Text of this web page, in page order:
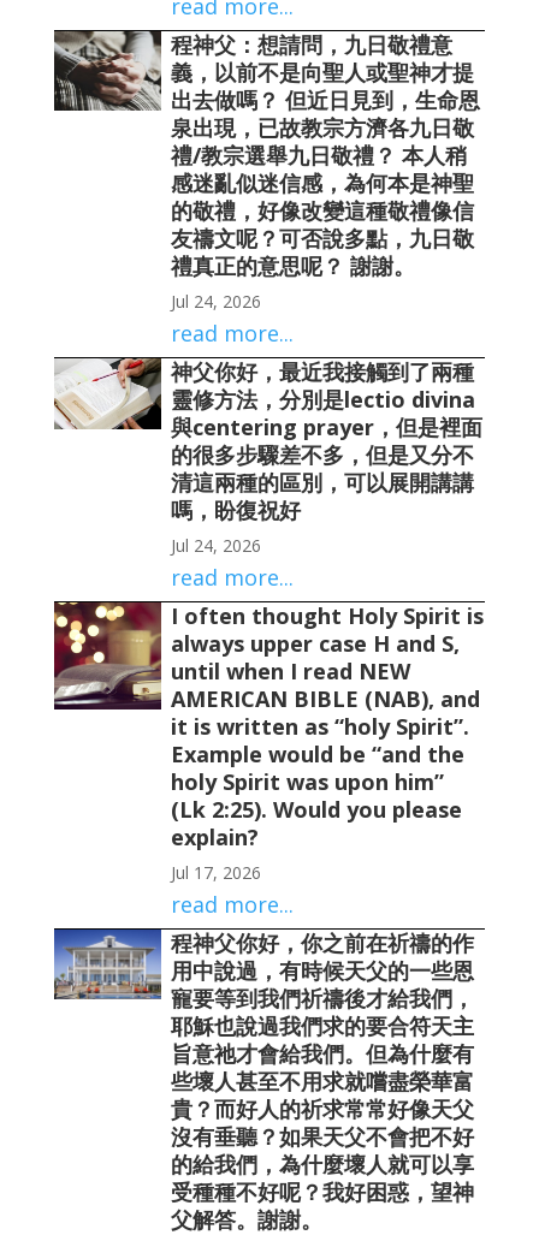
read more...
程神父：想請問，九日敬禮意
義，以前不是向聖人或聖神才提
出去做嗎？ 但近日見到，生命恩
泉出現，已故教宗方濟各九日敬
禮/教宗選舉九日敬禮？ 本人稍
感迷亂似迷信感，為何本是神聖
的敬禮，好像改變這種敬禮像信
友禱文呢？可否說多點，九日敬
禮真正的意思呢？ 謝謝。
Jul 24, 2026
read more...
神父你好，最近我接觸到了兩種
靈修方法，分別是lectio divina
與centering prayer，但是裡面
的很多步驟差不多，但是又分不
清這兩種的區別，可以展開講講
嗎，盼復祝好
Jul 24, 2026
read more...
I often thought Holy Spirit is
always upper case H and S,
until when I read NEW
AMERICAN BIBLE (NAB), and
it is written as “holy Spirit”.
Example would be “and the
holy Spirit was upon him”
(Lk 2:25). Would you please
explain?
Jul 17, 2026
read more...
程神父你好，你之前在祈禱的作
用中說過，有時候天父的一些恩
寵要等到我們祈禱後才給我們，
耶穌也說過我們求的要合符天主
旨意祂才會給我們。但為什麼有
些壞人甚至不用求就嚐盡榮華富
貴？而好人的祈求常常好像天父
沒有垂聽？如果天父不會把不好
的給我們，為什麼壞人就可以享
受種種不好呢？我好困惑，望神
父解答。謝謝。